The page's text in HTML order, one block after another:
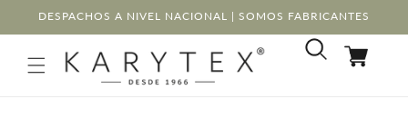
directamente
al contenido
DESPACHOS A NIVEL NACIONAL | SOMOS FABRICANTES
Carrito